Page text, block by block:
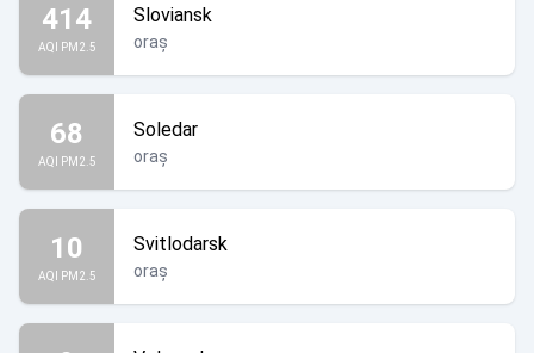
414
AQI PM2.5
Sloviansk
oraș
68
AQI PM2.5
Soledar
oraș
10
AQI PM2.5
Svitlodarsk
oraș